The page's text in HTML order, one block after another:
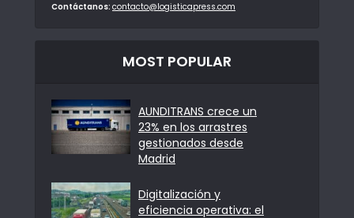
Contáctanos: contacto@logisticapress.com
MOST POPULAR
AUNDITRANS crece un
23% en los arrastres
gestionados desde
Madrid
Digitalización y
eficiencia operativa: el